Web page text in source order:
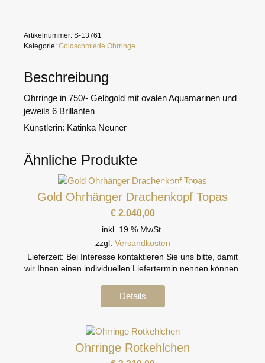
Aquamarinen
Diamanten
Artikelnummer: S-13761
Kategorie: Goldschmiede Ohrringe
Beschreibung
Ohrringe in 750/- Gelbgold mit ovalen Aquamarinen und
jeweils 6 Brillanten
Künstlerin: Katinka Neuner
Ähnliche Produkte
auf Anfrage
Gold Ohrhänger Drachenkopf Topas
€2.040,00
inkl. 19 % MwSt.
zzgl. Versandkosten
Lieferzeit: Bei Interesse kontaktieren Sie uns bitte, damit
wir Ihnen einen individuellen Liefertermin nennen können.
Details
Ohrringe Rotkehlchen